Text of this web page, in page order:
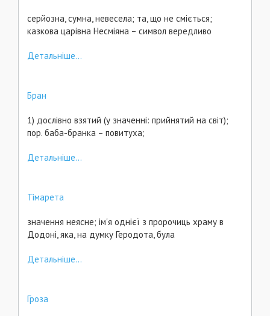
серйозна, сумна, невесела; та, що не сміється;
казкова царівна Несміяна – символ вередливо
Детальніше...
Бран
1) дослівно взятий (у значенні: прийнятий на світ);
пор. баба-бранка – повитуха;
Детальніше...
Тімарета
значення неясне; ім'я однієї з пророчиць храму в
Додоні, яка, на думку Геродота, була
Детальніше...
Гроза